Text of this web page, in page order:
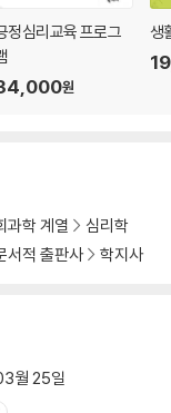
정심리교육 프로그
원
생
과학 계열
심리학
서적 출판사 학지사
월 25일